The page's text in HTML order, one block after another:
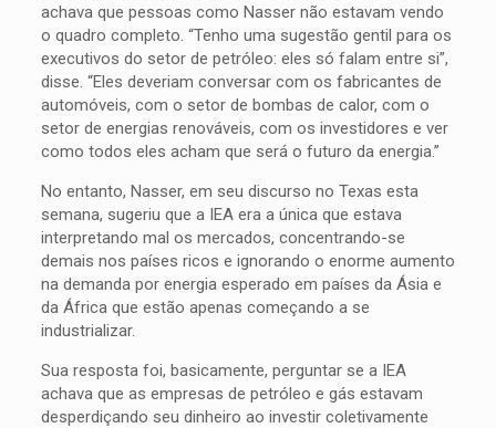
achava que pessoas como Nasser não estavam vendo
o quadro completo. “Tenho uma sugestão gentil para os
executivos do setor de petróleo: eles só falam entre si”,
disse. “Eles deveriam conversar com os fabricantes de
automóveis, com o setor de bombas de calor, com o
setor de energias renováveis, com os investidores e ver
como todos eles acham que será o futuro da energia.”
No entanto, Nasser, em seu discurso no Texas esta
semana, sugeriu que a IEA era a única que estava
interpretando mal os mercados, concentrando-se
demais nos países ricos e ignorando o enorme aumento
na demanda por energia esperado em países da Ásia e
da África que estão apenas começando a se
industrializar.
Sua resposta foi, basicamente, perguntar se a IEA
achava que as empresas de petróleo e gás estavam
desperdiçando seu dinheiro ao investir coletivamente